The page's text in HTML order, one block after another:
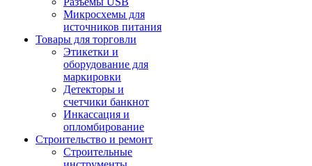
Микросхемы для
источников питания
Товары для торговли
Этикетки и
оборудование для
маркировки
Детекторы и
счетчики банкнот
Инкассация и
опломбирование
Строительство и ремонт
Строительные